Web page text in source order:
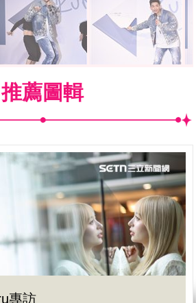
推薦圖輯
專訪